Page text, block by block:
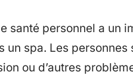
santé personnel a un
un spa. Les
ou d’autres